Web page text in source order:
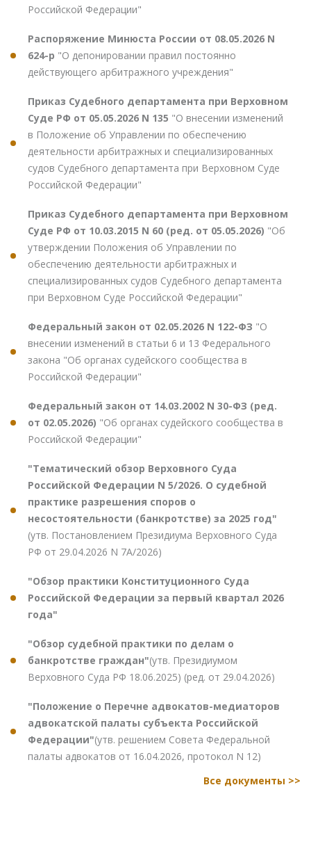
Российской Федерации"
Распоряжение Минюста России от 08.05.2026 N
624-р "О депонировании правил постоянно
действующего арбитражного учреждения"
Приказ Судебного департамента при Верховном
Суде РФ от 05.05.2026 N 135 "О внесении изменений
в Положение об Управлении по обеспечению
деятельности арбитражных и специализированных
судов Судебного департамента при Верховном Суде
Российской Федерации"
Приказ Судебного департамента при Верховном
Суде РФ от 10.03.2015 N 60 (ред. от 05.05.2026) "Об
утверждении Положения об Управлении по
обеспечению деятельности арбитражных и
специализированных судов Судебного департамента
при Верховном Суде Российской Федерации"
Федеральный закон от 02.05.2026 N 122-ФЗ "О
внесении изменений в статьи 6 и 13 Федерального
закона "Об органах судейского сообщества в
Российской Федерации"
Федеральный закон от 14.03.2002 N 30-ФЗ (ред.
от 02.05.2026) "Об органах судейского сообщества в
Российской Федерации"
"Тематический обзор Верховного Суда
Российской Федерации N 5/2026. О судебной
практике разрешения споров о
несостоятельности (банкротстве) за 2025 год"
(утв. Постановлением Президиума Верховного Суда
РФ от 29.04.2026 N 7А/2026)
"Обзор практики Конституционного Суда
Российской Федерации за первый квартал 2026
года"
"Обзор судебной практики по делам о
банкротстве граждан"(утв. Президиумом
Верховного Суда РФ 18.06.2025) (ред. от 29.04.2026)
"Положение о Перечне адвокатов-медиаторов
адвокатской палаты субъекта Российской
Федерации"(утв. решением Совета Федеральной
палаты адвокатов от 16.04.2026, протокол N 12)
Все документы >>